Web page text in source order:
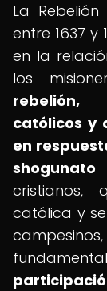
La
entre 1637
en la
los
rebelión,
católicos y
en
católica y